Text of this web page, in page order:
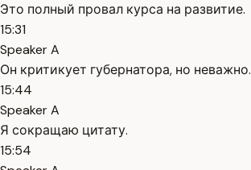
Это полный провал курса на развитие.
15:31
Speaker A
Он критикует губернатора, но неважно.
15:44
Speaker A
Я сокращаю цитату.
15:54